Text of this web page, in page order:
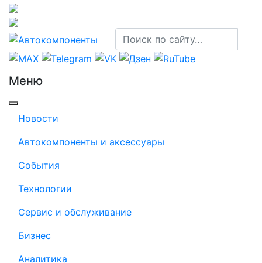
Меню
Новости
Автокомпоненты и аксессуары
События
Технологии
Сервис и обслуживание
Бизнес
Аналитика